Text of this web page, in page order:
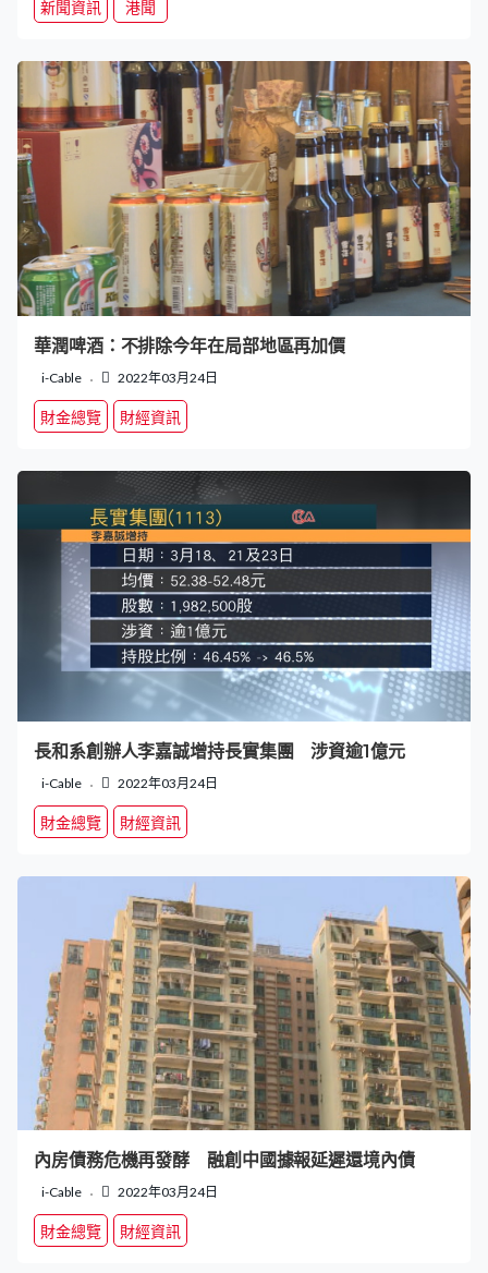
新聞資訊 港聞
華潤啤酒：不排除今年在局部地區再加價
i-Cable 2022年03月24日
財金總覽 財經資訊
長和系創辦人李嘉誠增持長實集團 涉資逾1億元
i-Cable 2022年03月24日
財金總覽 財經資訊
內房債務危機再發酵 融創中國據報延遲還境內債
i-Cable 2022年03月24日
財金總覽 財經資訊